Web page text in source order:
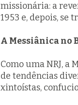
missionária: a
1953 e, depois, se
A Messiânica no
Como uma NRJ, a
de tendências
xintoístas,